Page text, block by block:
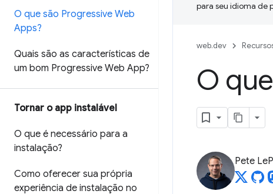
O que são Progressive Web
Apps?
Quais são as características de
um bom Progressive Web App?
Tornar o app instalável
O que é necessário para a
instalação?
Como oferecer sua própria
experiência de instalação no
para seu idioma de
web.dev
O
Pete